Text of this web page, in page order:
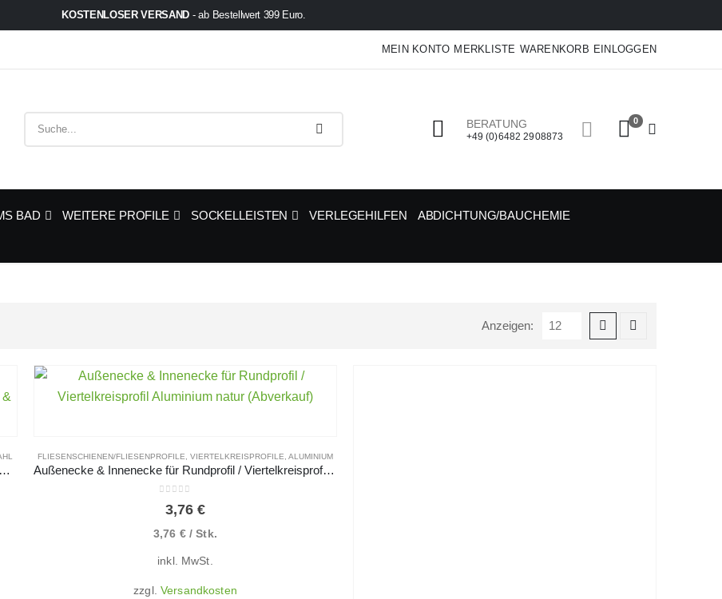
KOSTENLOSER VERSAND - ab Bestellwert 399 Euro.
MEIN KONTO MERKLISTE WARENKORB EINLOGGEN
BERATUNG
+49 (0)6482 2908873
0
BAD WEITERE PROFILE SOCKELLEISTEN VERLEGEHILFEN
ABDICHTUNG/BAUCHEMIE
Anzeigen:
Anpassungsprofil / Übergangsprofil aus hochwertigem Edelstahl V2A glänzend, gebürstet & hochglanzpoliert
FLIESENSCHIENEN/FLIESENPROFILE VIERTELKREISPROFILE ALUMINIUM
Außenecke & Innenecke für Rundprofil / Viertelkreisprofil Aluminium natur (Abverkauf)
3,76 €
3,76 €/Stk.
inkl. MwSt.
zzgl. Versandkosten